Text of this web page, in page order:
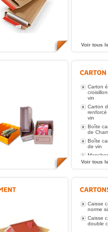
Voir tous
Carton
vin
Carton
vin
Boîte
de
Boîte
de vin
pour
assiettes
Sac
et
Voir tous
Caisse
norme
Caisse
double